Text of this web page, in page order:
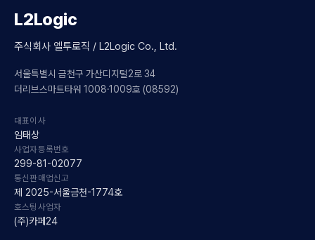
L2Logic
주식회사 엘투로직 / L2Logic Co., Ltd.
서울특별시 금천구 가산디지털2로 34
더리브스마트타워 1008·1009호 (08592)
대표이사
임태상
사업자등록번호
299-81-02077
통신판매업신고
제 2025-서울금천-1774호
호스팅사업자
(주)카페24